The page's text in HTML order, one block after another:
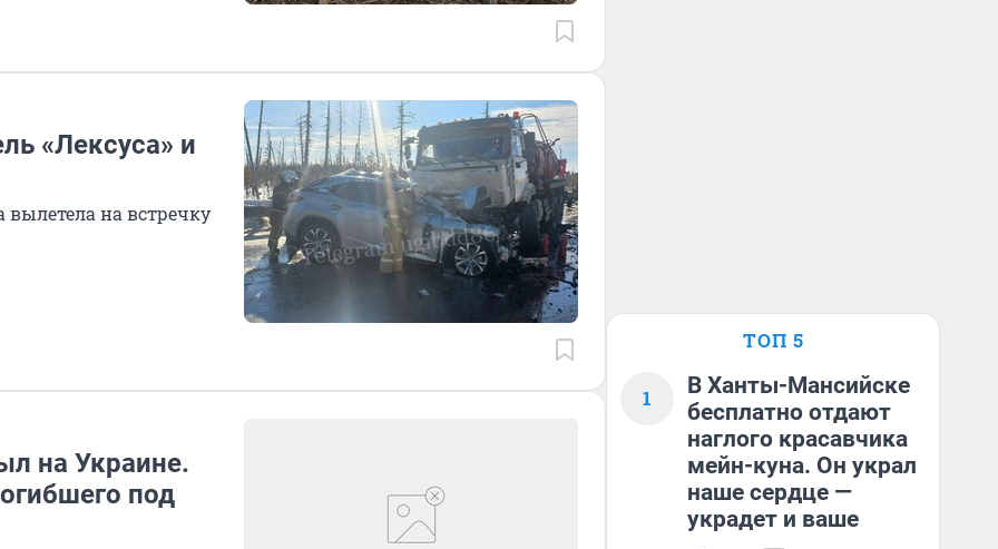
«Лексуса» и
на встречку
на Украине.
под
ТОП 5
1
В Ханты-Мансийске
бесплатно отдают
наглого красавчика
мейн-куна. Он украл
наше сердце —
украдет и ваше